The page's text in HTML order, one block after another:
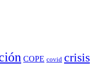
COPE covid crisis